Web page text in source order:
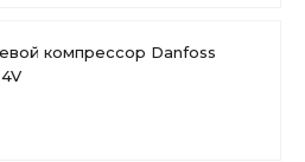
компрессор Danfoss